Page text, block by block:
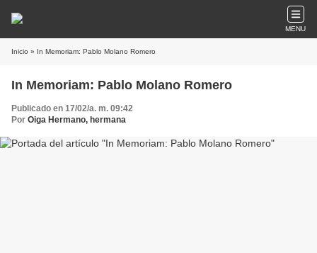
MENU
Inicio » In Memoriam: Pablo Molano Romero
In Memoriam: Pablo Molano Romero
Publicado en 17/02/a. m. 09:42
Por Oiga Hermano, hermana